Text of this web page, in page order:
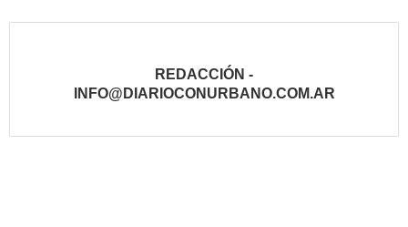
REDACCIÓN -
INFO@DIARIOCONURBANO.COM.AR